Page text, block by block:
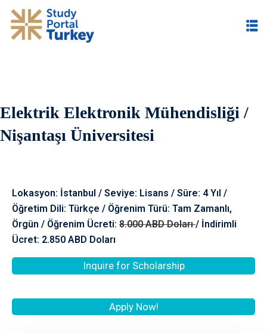
Elektrik Elektronik Mühendisliği /
Nişantaşı Üniversitesi
Lokasyon: İstanbul / Seviye: Lisans / Süre: 4 Yıl /
Öğretim Dili: Türkçe / Öğrenim Türü: Tam Zamanlı,
Örgün / Öğrenim Ücreti: 8.000 ABD Doları/ İndirimli
Ücret: 2.850 ABD Doları
Inquire for Scholarship
Apply Now!